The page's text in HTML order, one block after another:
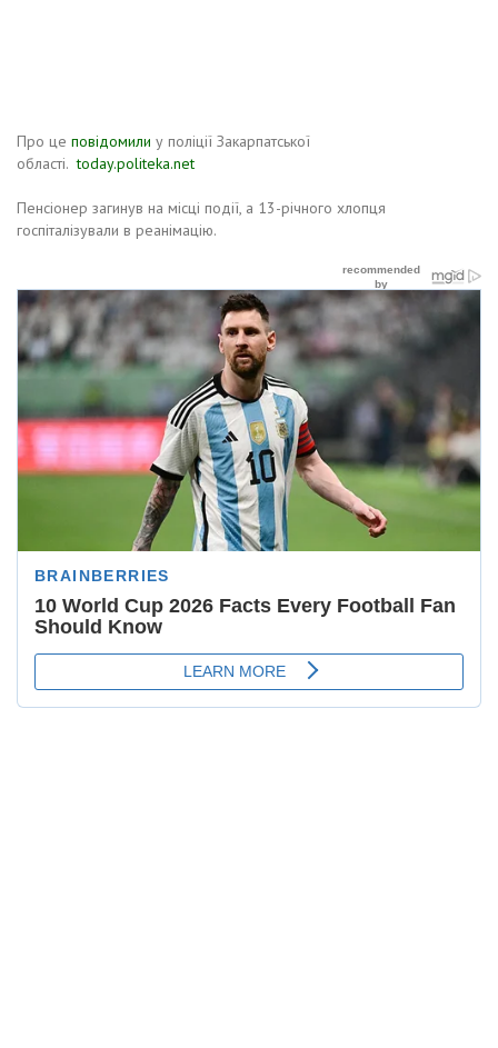
Про це повідомили у поліції Закарпатської
області.today.politeka.net
Пенсіонер загинув на місці події, а 13-річного хлопця
госпіталізували в реанімацію.